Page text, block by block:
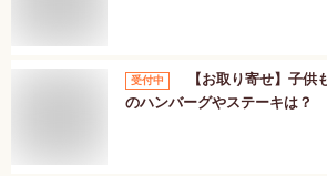
受付中
【お取り寄せ】子供
のハンバーグやステーキは？